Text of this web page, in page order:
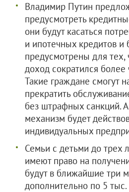
Владимир Путин
предусмотреть
они будут касаться
и ипотечных кредитов и
предусмотрены для
доход сократился более
Такие граждане смогут
прекратить
без штрафных санкций.
механизм будет
индивидуальных
Семьи с детьми до трех
имеют право на
будут в ближайшие три
дополнительно по 5 тыс.